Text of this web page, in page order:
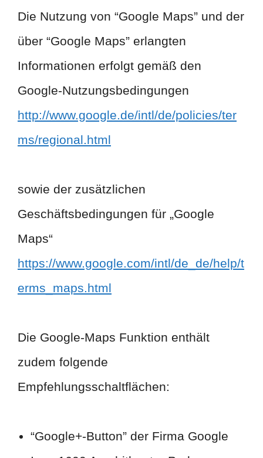
Die Nutzung von “Google Maps” und der
über “Google Maps” erlangten
Informationen erfolgt gemäß den
Google-Nutzungsbedingungen
http://www.google.de/intl/de/policies/ter
ms/regional.html
sowie der zusätzlichen
Geschäftsbedingungen für „Google
Maps“
https://www.google.com/intl/de_de/help/t
erms_maps.html
Die Google-Maps Funktion enthält
zudem folgende
Empfehlungsschaltflächen:
“Google+-Button” der Firma Google